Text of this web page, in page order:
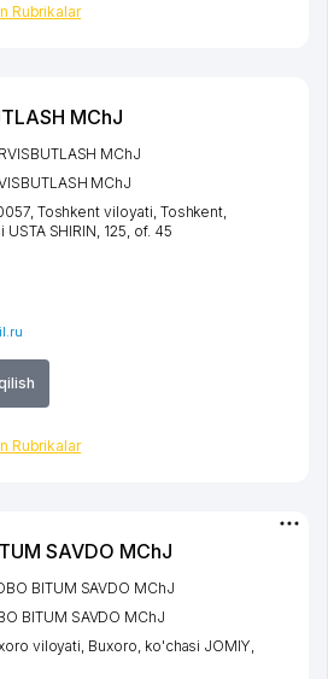
Rubrikalar
MChJ
Rubrikalar
MChJ
MChJ
Toshkent viloyati Toshkent
USTA SHIRIN , 125, of. 45
SAVDO MChJ
BITUM SAVDO MChJ
BITUM SAVDO MChJ
viloyati, Buxoro, ko'chasi JOMIY,